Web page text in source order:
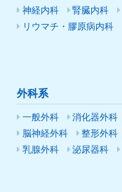
神経内科
腎臓内科
リウマチ・膠原病内科
外科系
一般外科 消化器外科
脳神経外科
整形外科
乳腺外科
泌尿器科